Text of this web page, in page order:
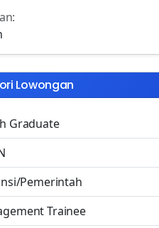
Lowongan
Graduate
Pemerintah
Trainee